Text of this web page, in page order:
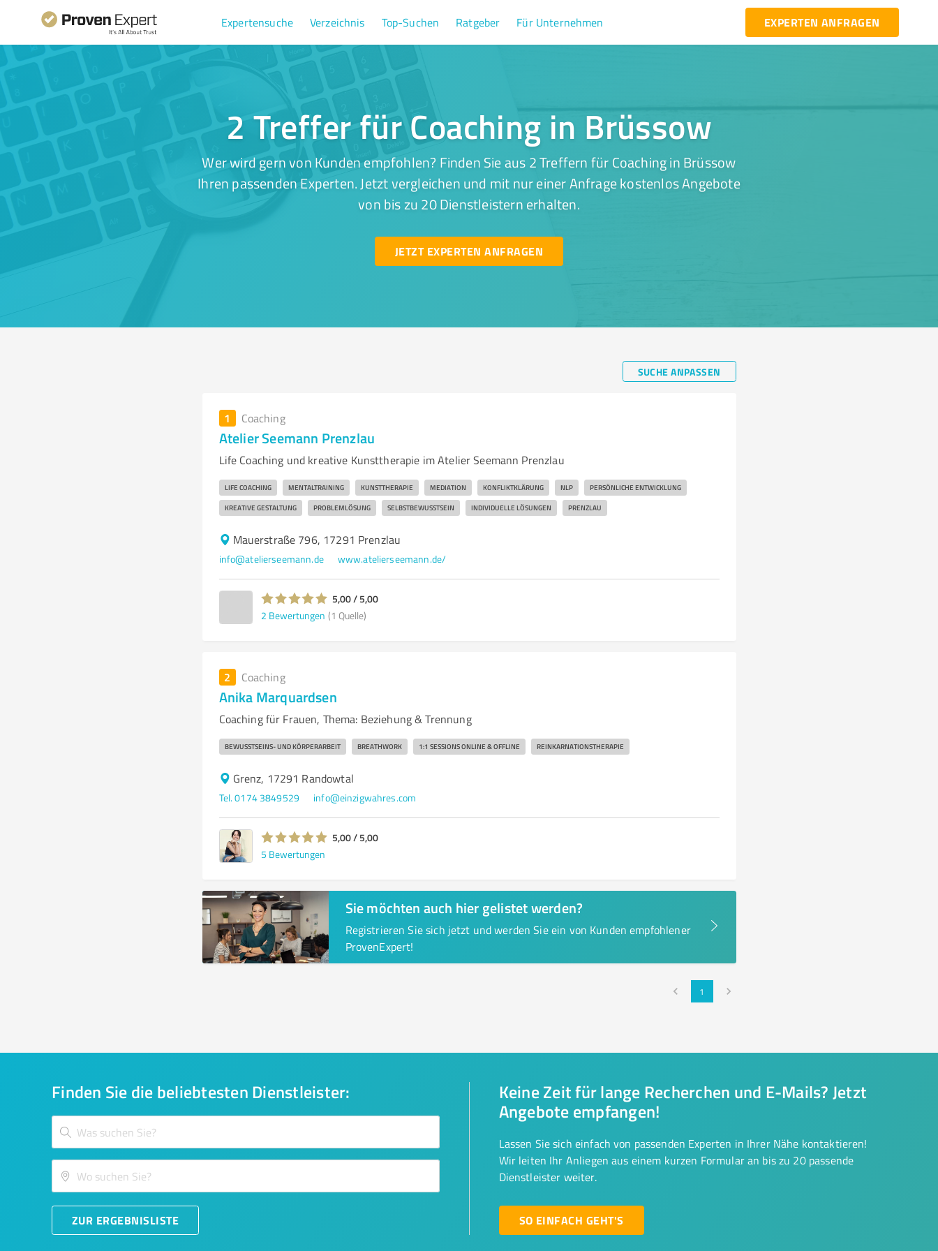
Expertensuche Verzeichnis Top-Suchen Ratgeber Für Unternehmen EXPERTEN ANFRAGEN
2 Treffer für Coaching in Brüssow
Wer wird gern von Kunden empfohlen? Finden Sie aus 2 Treffern für Coaching in Brüssow
Ihren passenden Experten. Jetzt vergleichen und mit nur einer Anfrage kostenlos Angebote
von bis zu 20 Dienstleistern erhalten.
JETZT EXPERTEN ANFRAGEN
SUCHE ANPASSEN
1 Coaching
Atelier Seemann Prenzlau
Life Coaching und kreative Kunsttherapie im Atelier Seemann Prenzlau
LIFE COACHING MENTALTRAINING KUNSTTHERAPIE MEDIATION KONFLIKTKLÄRUNG NLP PERSÖNLICHE ENTWICKLUNG
KREATIVE GESTALTUNG PROBLEMLÖSUNG SELBSTBEWUSSTSEIN INDIVIDUELLE LÖSUNGEN PRENZLAU
Mauerstraße 796, 17291 Prenzlau
info@atelierseemann.de www.atelierseemann.de/
5,00 / 5,00
2 Bewertungen (1 Quelle)
2 Coaching
Anika Marquardsen
Coaching für Frauen, Thema: Beziehung & Trennung
BEWUSSTSEINS- UND KÖRPERARBEIT BREATHWORK 1:1 SESSIONS ONLINE & OFFLINE REINKARNATIONSTHERAPIE
Grenz, 17291 Randowtal
Tel. 0174 3849529 info@einzigwahres.com
5,00 / 5,00
5 Bewertungen
Sie möchten auch hier gelistet werden?
Registrieren Sie sich jetzt und werden Sie ein von Kunden empfohlener
ProvenExpert!
1
Finden Sie die beliebtesten Dienstleister:
ZUR ERGEBNISLISTE
Keine Zeit für lange Recherchen und E-Mails? Jetzt
Angebote empfangen!
Lassen Sie sich einfach von passenden Experten in Ihrer Nähe kontaktieren!
Wir leiten Ihr Anliegen aus einem kurzen Formular an bis zu 20 passende
Dienstleister weiter.
SO EINFACH GEHT'S